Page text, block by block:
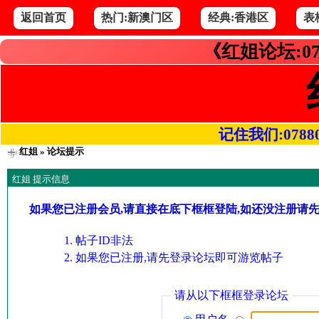
返回首页 热门:新澳门区 经典:香港区 表
《红姐论坛
记住我们
红姐» 论坛提示
红姐 提示信息
如果您已注册会员,请直接在底下框框登陆,如还没注册请
帖子ID非法
如果您已注册,请先登录论坛即可游览帖子
请从以下框框登录论坛